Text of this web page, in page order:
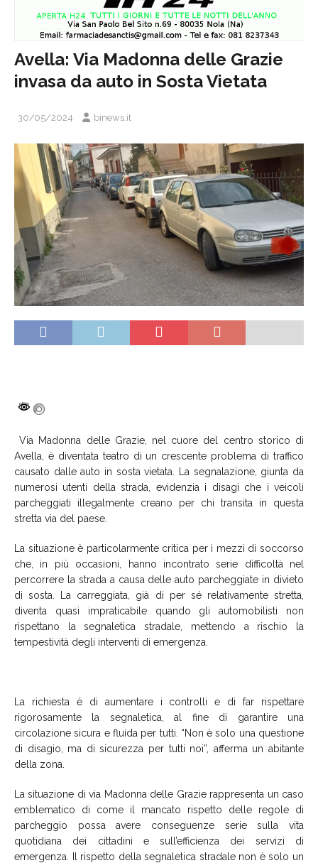
Avella: Via Madonna delle Grazie
invasa da auto in Sosta Vietata
30/05/2024 binews.it
Via Madonna delle Grazie, nel cuore del centro storico di
Avella, è diventata teatro di un crescente problema di traffico
causato dalle auto in sosta vietata. La segnalazione, giunta da
numerosi utenti della strada, evidenzia i disagi che i veicoli
parcheggiati illegalmente creano per chi transita in questa
stretta via del paese.
La situazione è particolarmente critica per i mezzi di soccorso
che, in più occasioni, hanno incontrato serie difficoltà nel
percorrere la strada a causa delle auto parcheggiate in divieto
di sosta. La carreggiata, già di per sé relativamente stretta,
diventa quasi impraticabile quando gli automobilisti non
rispettano la segnaletica stradale, mettendo a rischio la
tempestività degli interventi di emergenza.
La richiesta è di aumentare i controlli e di far rispettare
rigorosamente la segnaletica, al fine di garantire una
circolazione sicura e fluida per tutti. “Non è solo una questione
di disagio, ma di sicurezza per tutti noi”, afferma un abitante
della zona.
La situazione di via Madonna delle Grazie rappresenta un caso
emblematico di come il mancato rispetto delle regole di
parcheggio possa avere conseguenze serie sulla vita
quotidiana dei cittadini e sull’efficienza dei servizi di
emergenza. Il rispetto della segnaletica stradale non è solo un